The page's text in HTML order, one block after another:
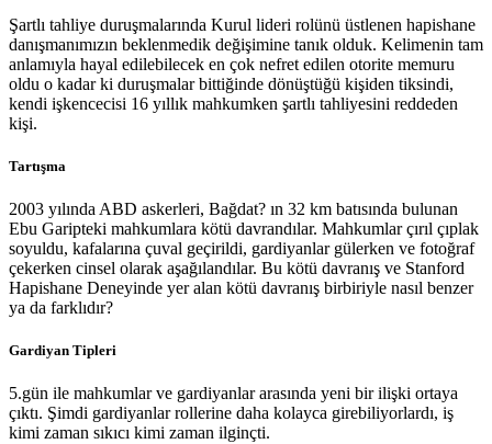
Şartlı tahliye duruşmalarında Kurul lideri rolünü üstlenen hapishane
danışmanımızın beklenmedik değişimine tanık olduk. Kelimenin tam
anlamıyla hayal edilebilecek en çok nefret edilen otorite memuru
oldu o kadar ki duruşmalar bittiğinde dönüştüğü kişiden tiksindi,
kendi işkencecisi 16 yıllık mahkumken şartlı tahliyesini reddeden
kişi.
Tartışma
2003 yılında ABD askerleri, Bağdat? ın 32 km batısında bulunan
Ebu Garipteki mahkumlara kötü davrandılar. Mahkumlar çırıl çıplak
soyuldu, kafalarına çuval geçirildi, gardiyanlar gülerken ve fotoğraf
çekerken cinsel olarak aşağılandılar. Bu kötü davranış ve Stanford
Hapishane Deneyinde yer alan kötü davranış birbiriyle nasıl benzer
ya da farklıdır?
Gardiyan Tipleri
5.gün ile mahkumlar ve gardiyanlar arasında yeni bir ilişki ortaya
çıktı. Şimdi gardiyanlar rollerine daha kolayca girebiliyorlardı, iş
kimi zaman sıkıcı kimi zaman ilginçti.